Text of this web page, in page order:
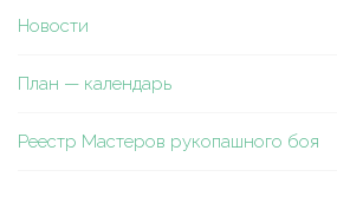
Новости
План — календарь
Реестр Мастеров рукопашного боя